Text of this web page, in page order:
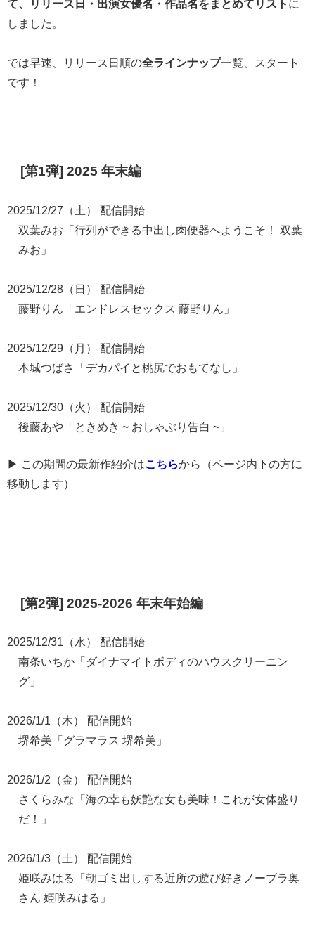
て、リリース日・出演女優名・作品名をまとめてリスト に
しました。
では早速、リリース日順の全ラインナップ一覧、スタート
です！
[第1弾] 2025 年末編
2025/12/27（土） 配信開始
双葉みお「行列ができる中出し肉便器へようこそ！ 双葉
みお」
2025/12/28（日） 配信開始
藤野りん「エンドレスセックス 藤野りん」
2025/12/29（月） 配信開始
本城つばさ「デカパイと桃尻でおもてなし」
2025/12/30（火） 配信開始
後藤あや「ときめき ~ おしゃぶり告白 ~」
▶ この期間の最新作紹介はこちらから（ページ内下の方に
移動します）
[第2弾] 2025-2026 年末年始編
2025/12/31（水） 配信開始
南条いちか「ダイナマイトボディのハウスクリーニン
グ」
2026/1/1（木） 配信開始
堺希美「グラマラス 堺希美」
2026/1/2（金） 配信開始
さくらみな「海の幸も妖艶な女も美味！これが女体盛り
だ！」
2026/1/3（土） 配信開始
姫咲みはる「朝ゴミ出しする近所の遊び好きノーブラ奥
さん 姫咲みはる」